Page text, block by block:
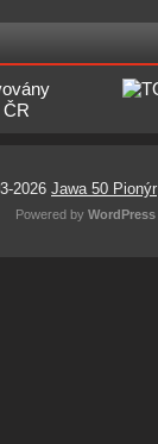
2026 Jawa 50 Pionýr
Powered by WordPress